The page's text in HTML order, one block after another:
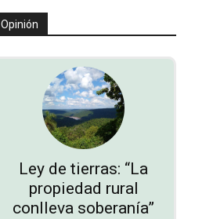
Opinión
Ley de tierras: “La
propiedad rural
conlleva soberanía”